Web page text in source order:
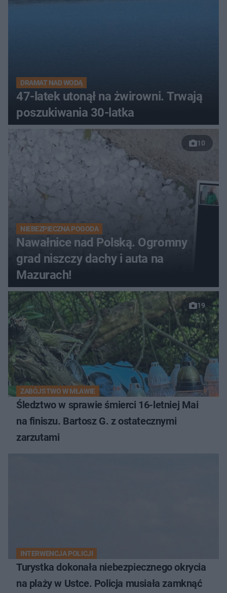
DRAMAT NAD WODĄ
47-latek utonął na żwirowni. Trwają
poszukiwania 30-latka
10
NIEBEZPIECZNA POGODA
Nawałnice nad Polską. Ogromny
grad niszczy dachy i auta na
Mazurach!
19
ZABÓJSTWO W MŁAWIE
Śledztwo w sprawie śmierci 16-letniej Mai
na finiszu. Bartosz G. z ostatecznymi
zarzutami
INTERWENCJA POLICJI
Turystka dokonała niebezpiecznego okrycia
na plaży w Ustce. Policja musiała zamknąć